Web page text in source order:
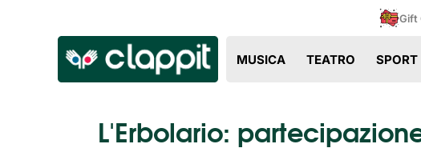
Gift
MUSICA TEATRO SPORT
L'Erbolario: